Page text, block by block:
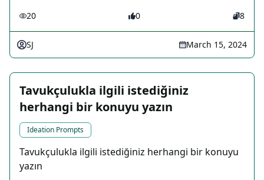
20 0 8
SJ March 15, 2024
Tavukçulukla ilgili istediğiniz
herhangi bir konuyu yazın
Ideation Prompts
Tavukçulukla ilgili istediğiniz herhangi bir konuyu
yazın